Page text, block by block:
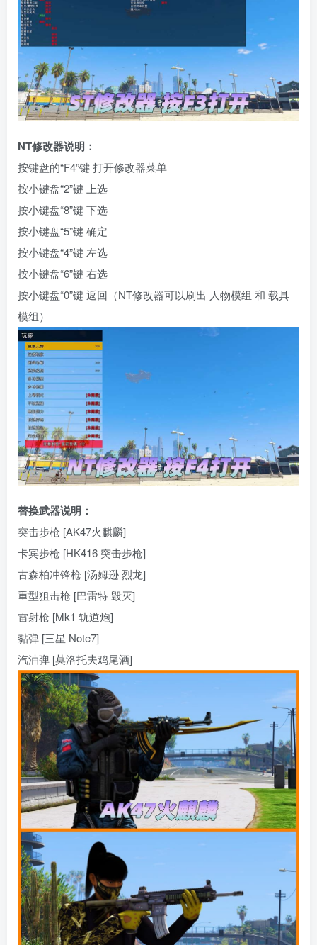
NT修改器说明：
按键盘的“F4”键 打开修改器菜单
按小键盘“2”键 上选
按小键盘“8”键 下选
按小键盘“5”键 确定
按小键盘“4”键 左选
按小键盘“6”键 右选
按小键盘“0”键 返回（NT修改器可以刷出 人物模组 和 载具
模组）
替换武器说明：
突击步枪 [AK47火麒麟]
卡宾步枪 [HK416 突击步枪]
古森柏冲锋枪 [汤姆逊 烈龙]
重型狙击枪 [巴雷特 毁灭]
雷射枪 [Mk1 轨道炮]
黏弹 [三星 Note7]
汽油弹 [莫洛托夫鸡尾酒]